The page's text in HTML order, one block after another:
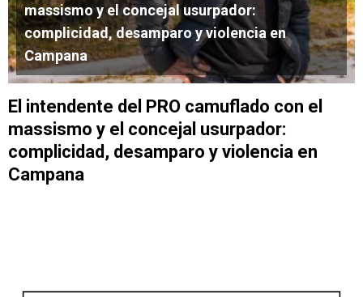
massismo y el concejal usurpador:
complicidad, desamparo y violencia en
Campana
El intendente del PRO camuflado con el
massismo y el concejal usurpador:
complicidad, desamparo y violencia en
Campana